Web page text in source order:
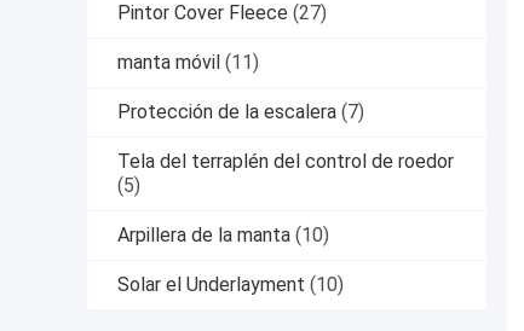
Pintor Cover Fleece (27)
manta móvil (11)
Protección de la escalera (7)
Tela del terraplén del control de roedor
(5)
Arpillera de la manta (10)
Solar el Underlayment (10)